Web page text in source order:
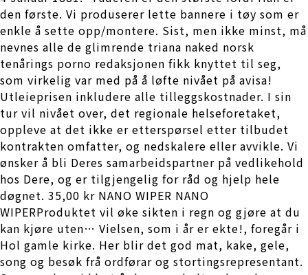
den første. Vi produserer lette bannere i tøy som er
enkle å sette opp/montere. Sist, men ikke minst, må
nevnes alle de glimrende triana naked norsk
tenårings porno redaksjonen fikk knyttet til seg,
som virkelig var med på å løfte nivået på avisa!
Utleieprisen inkludere alle tilleggskostnader. I sin
tur vil nivået over, det regionale helseforetaket,
oppleve at det ikke er etterspørsel etter tilbudet
kontrakten omfatter, og nedskalere eller avvikle. Vi
ønsker å bli Deres samarbeidspartner på vedlikehold
hos Dere, og er tilgjengelig for råd og hjelp hele
døgnet. 35,00 kr NANO WIPER NANO
WIPERProduktet vil øke sikten i regn og gjøre at du
kan kjøre uten… Vielsen, som i år er ekte!, foregår i
Hol gamle kirke. Her blir det god mat, kake, gele,
song og besøk frå ordførar og stortingsrepresentant.